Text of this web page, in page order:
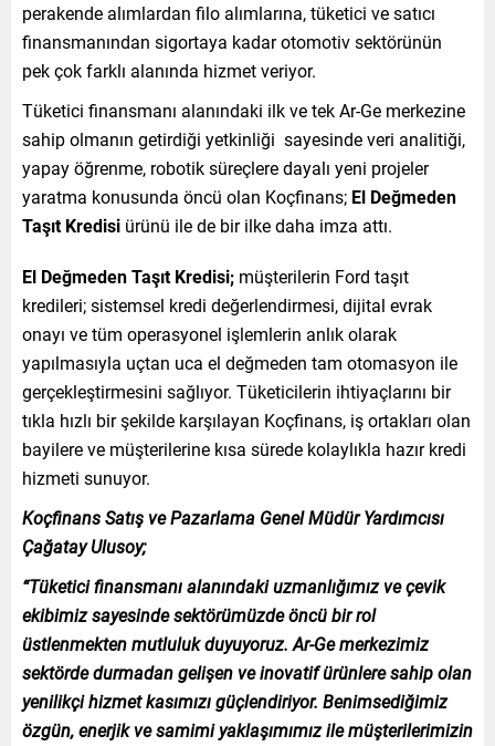
perakende alımlardan filo alımlarına, tüketici ve satıcı
finansmanından sigortaya kadar otomotiv sektörünün
pek çok farklı alanında hizmet veriyor.
Tüketici finansmanı alanındaki ilk ve tek Ar-Ge merkezine
sahip olmanın getirdiği yetkinliği sayesinde veri analitiği,
yapay öğrenme, robotik süreçlere dayalı yeni projeler
yaratma konusunda öncü olan Koçfinans; El Değmeden
Taşıt Kredisi ürünü ile de bir ilke daha imza attı.
El Değmeden Taşıt Kredisi; müşterilerin Ford taşıt
kredileri; sistemsel kredi değerlendirmesi, dijital evrak
onayı ve tüm operasyonel işlemlerin anlık olarak
yapılmasıyla uçtan uca el değmeden tam otomasyon ile
gerçekleştirmesini sağlıyor. Tüketicilerin ihtiyaçlarını bir
tıkla hızlı bir şekilde karşılayan Koçfinans, iş ortakları olan
bayilere ve müşterilerine kısa sürede kolaylıkla hazır kredi
hizmeti sunuyor.
Koçfinans Satış ve Pazarlama Genel Müdür Yardımcısı
Çağatay Ulusoy;
“Tüketici finansmanı alanındaki uzmanlığımız ve çevik
ekibimiz sayesinde sektörümüzde öncü bir rol
üstlenmekten mutluluk duyuyoruz. Ar-Ge merkezimiz
sektörde durmadan gelişen ve inovatif ürünlere sahip olan
yenilikçi hizmet kasımızı güçlendiriyor. Benimsediğimiz
özgün, enerjik ve samimi yaklaşımımız ile müşterilerimizin